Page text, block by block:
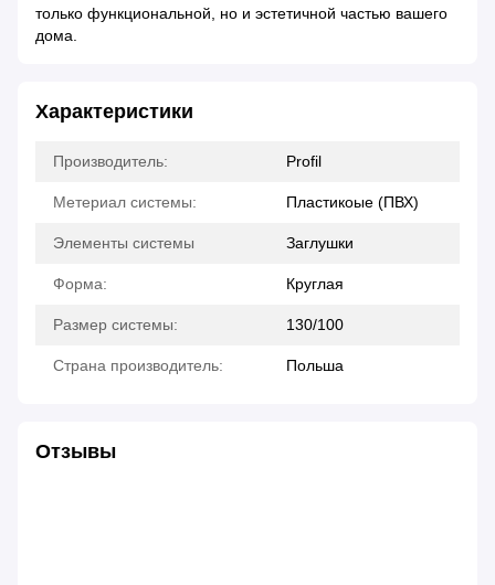
только функциональной, но и эстетичной частью вашего
дома.
Характеристики
Производитель: Profil
Метериал системы: Пластикоые (ПВХ)
Элементы системы Заглушки
Форма: Круглая
Размер системы: 130/100
Страна производитель: Польша
Отзывы